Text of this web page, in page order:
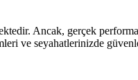
Ancak, gerçek
ve seyahatlerinizde